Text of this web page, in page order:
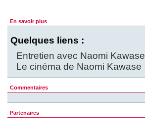
En savoir plus
Quelques liens :
Entretien avec Naomi Kawase
Le cinéma de Naomi Kawase
Commentaires
Partenaires